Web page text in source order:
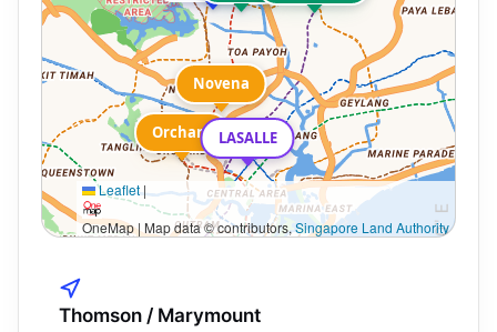
LASALLE
Novena
Orchard
Leaflet|
OneMap | Map data © contributors,Singapore Land Authority
Thomson / Marymount